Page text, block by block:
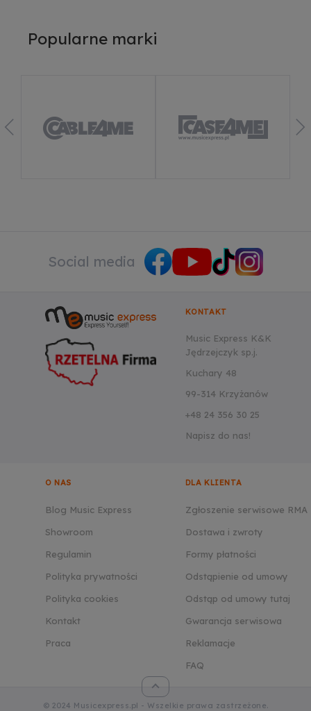
Popularne marki
Social media
KONTAKT
Music Express K&K
Jędrzejczyk sp.j.
Kuchary 48
99-314 Krzyżanów
+48 24 356 30 25
Napisz do nas!
O NAS
Blog Music Express
Showroom
Regulamin
Polityka prywatności
Polityka cookies
Kontakt
Praca
DLA KLIENTA
Zgłoszenie serwisowe RMA
Dostawa i zwroty
Formy płatności
Odstąpienie od umowy
Odstąp od umowy tutaj
Gwarancja serwisowa
Reklamacje
FAQ
© 2024 Musicexpress.pl - Wszelkie prawa zastrzeżone.
Dowiedz się więcej